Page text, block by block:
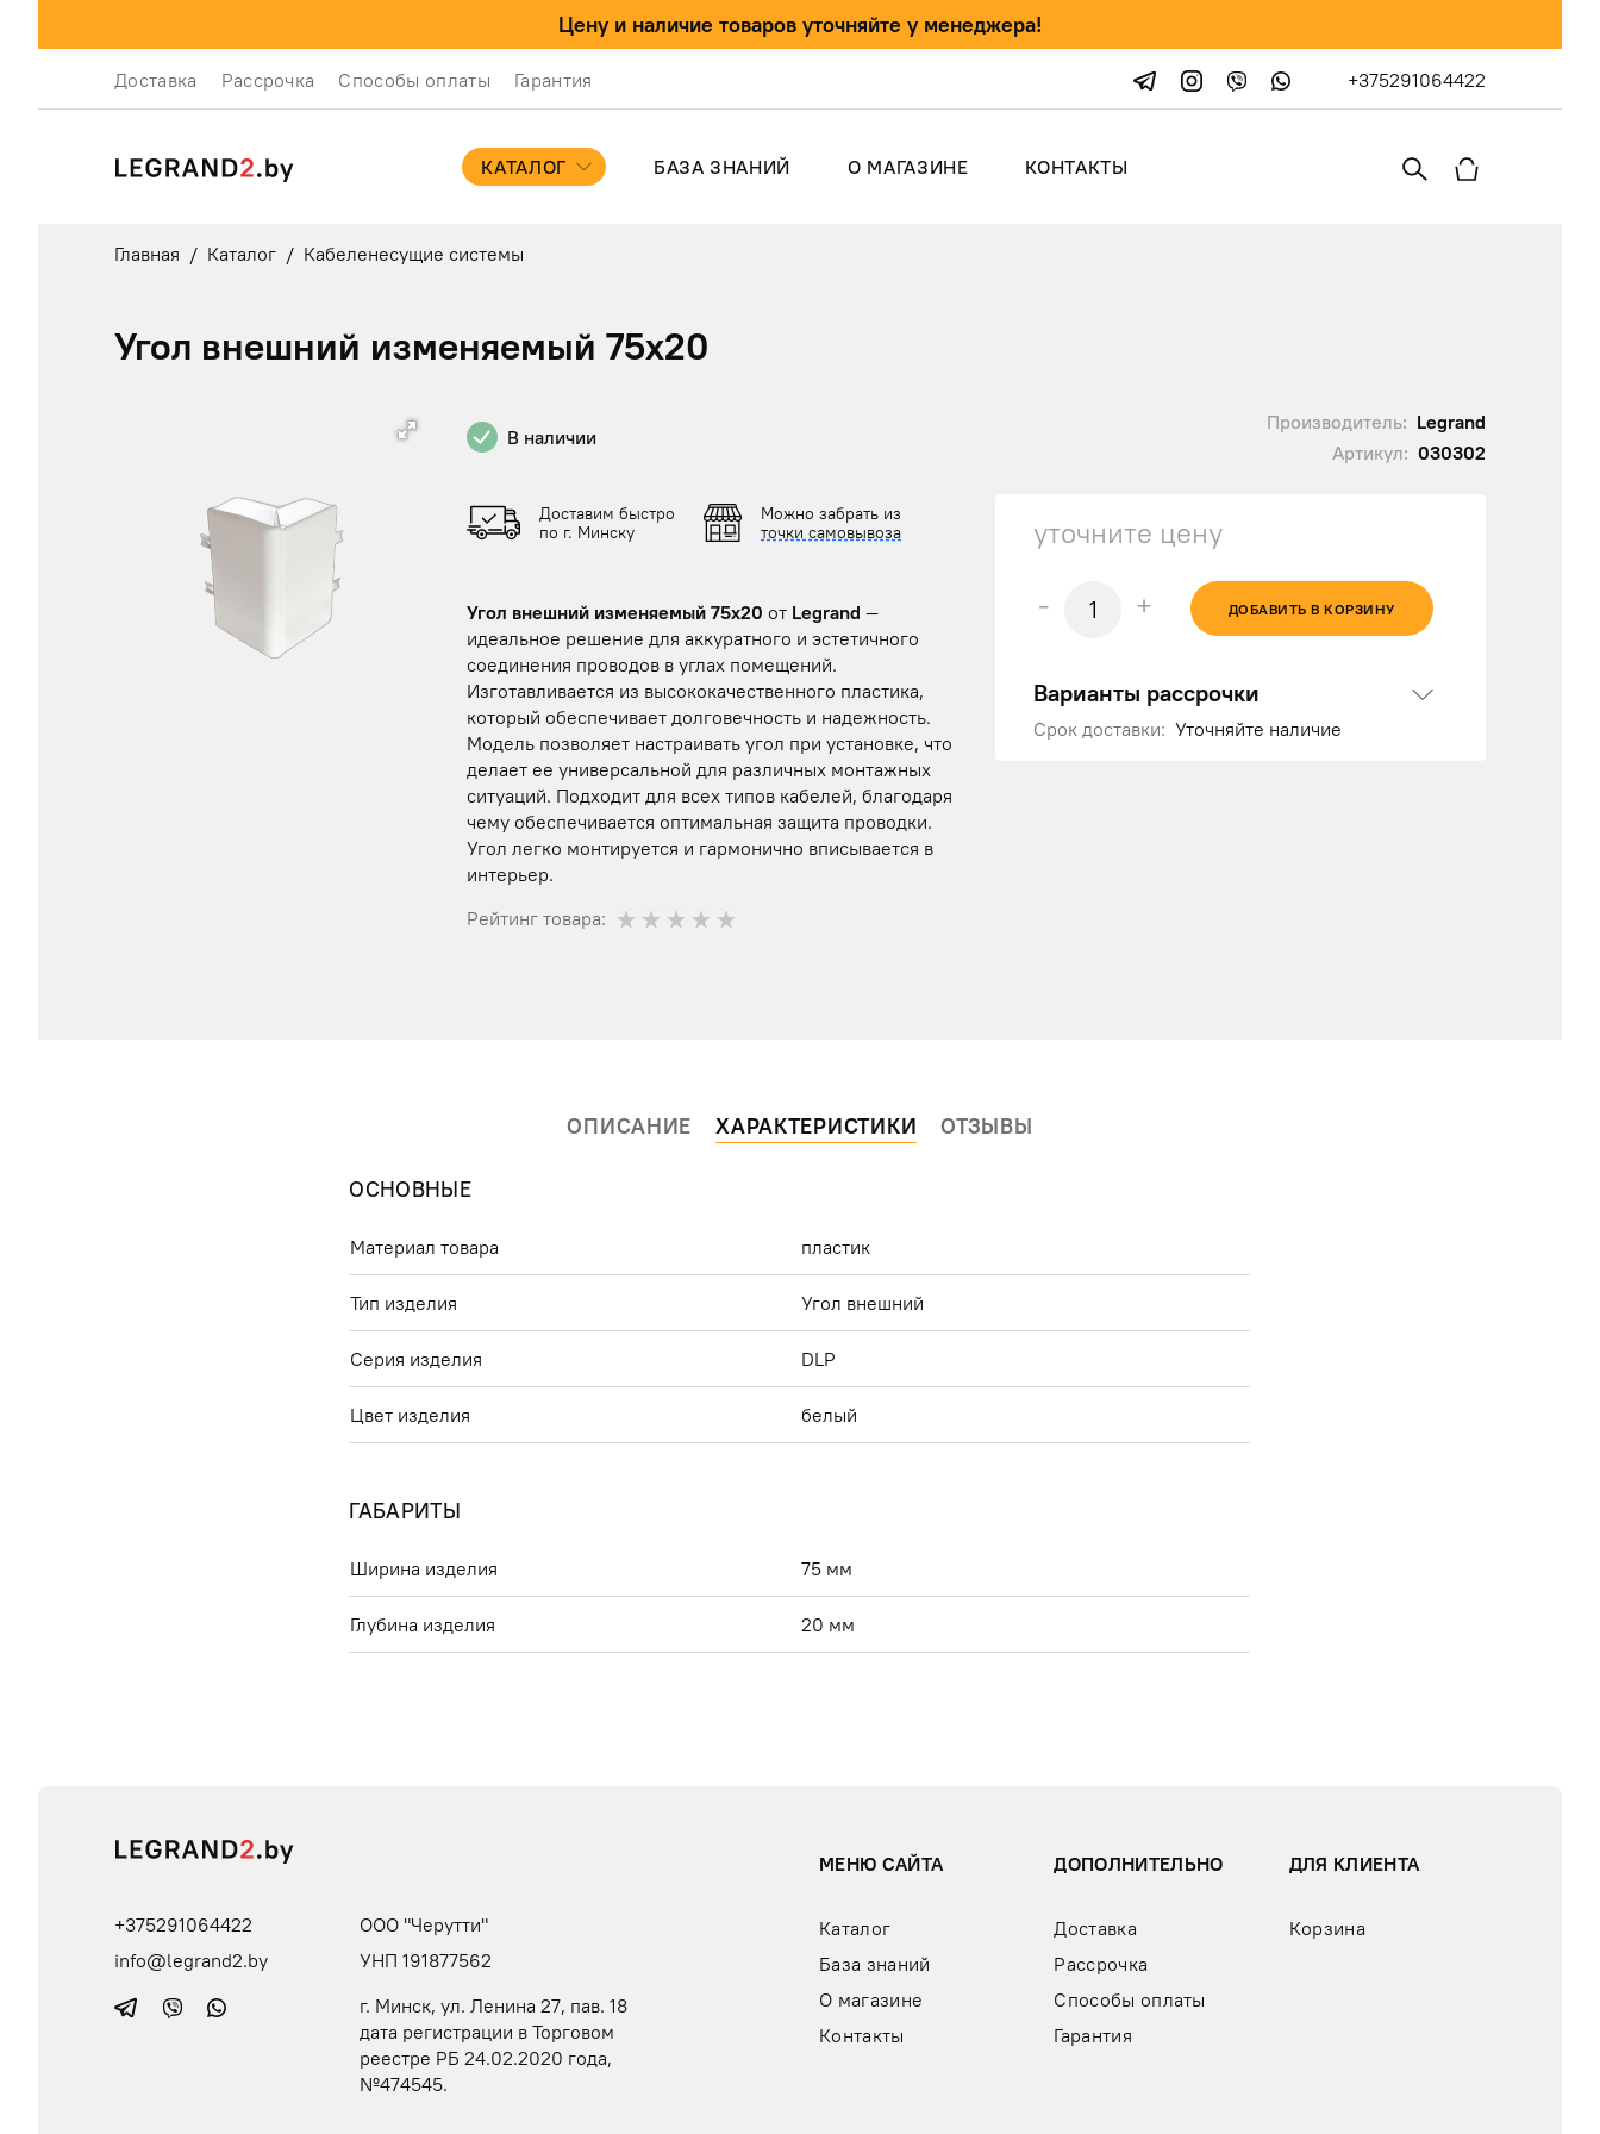
Цену и наличие товаров уточняйте у менеджера!
Доставка Рассрочка Способы оплаты Гарантия +375291064422
КАТАЛОГ БАЗА ЗНАНИЙ О МАГАЗИНЕ КОНТАКТЫ
Главная / Каталог / Кабеленесущие системы
Угол внешний изменяемый 75x20
В наличии
Производитель: Legrand
Артикул: 030302
Доставим быстро
по г. Минску
Можно забрать из
точки самовывоза
Угол внешний изменяемый 75x20 от Legrand —
идеальное решение для аккуратного и эстетичного
соединения проводов в углах помещений.
Изготавливается из высококачественного пластика,
который обеспечивает долговечность и надежность.
Модель позволяет настраивать угол при установке, что
делает ее универсальной для различных монтажных
ситуаций. Подходит для всех типов кабелей, благодаря
чему обеспечивается оптимальная защита проводки.
Угол легко монтируется и гармонично вписывается в
интерьер.
Рейтинг товара:
уточните цену
-
+ ДОБАВИТЬ В КОРЗИНУ
Варианты рассрочки
Срок доставки: Уточняйте наличие
ОПИСАНИЕ ХАРАКТЕРИСТИКИ ОТЗЫВЫ
ОСНОВНЫЕ
Материал товара пластик
Тип изделия Угол внешний
Серия изделия DLP
Цвет изделия белый
ГАБАРИТЫ
Ширина изделия 75 мм
Глубина изделия 20 мм
+375291064422
info@legrand2.by
ООО "Черутти"
УНП 191877562
г. Минск, ул. Ленина 27, пав. 18
дата регистрации в Торговом
реестре РБ 24.02.2020 года,
№474545.
МЕНЮ САЙТА
Каталог
База знаний
О магазине
Контакты
ДОПОЛНИТЕЛЬНО
Доставка
Рассрочка
Способы оплаты
Гарантия
ДЛЯ КЛИЕНТА
Корзина